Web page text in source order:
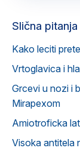
Slična pitanja
Kako leciti
Vrtoglavica i
Grcevi u nozi i
Mirapexom
Amiotroficka
Visoka antitela